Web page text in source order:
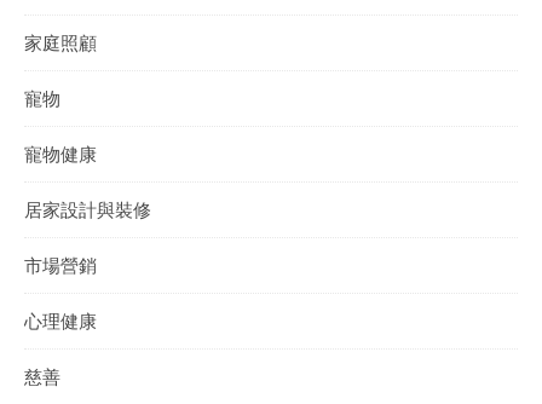
家庭照顧
寵物
寵物健康
居家設計與裝修
市場營銷
心理健康
慈善